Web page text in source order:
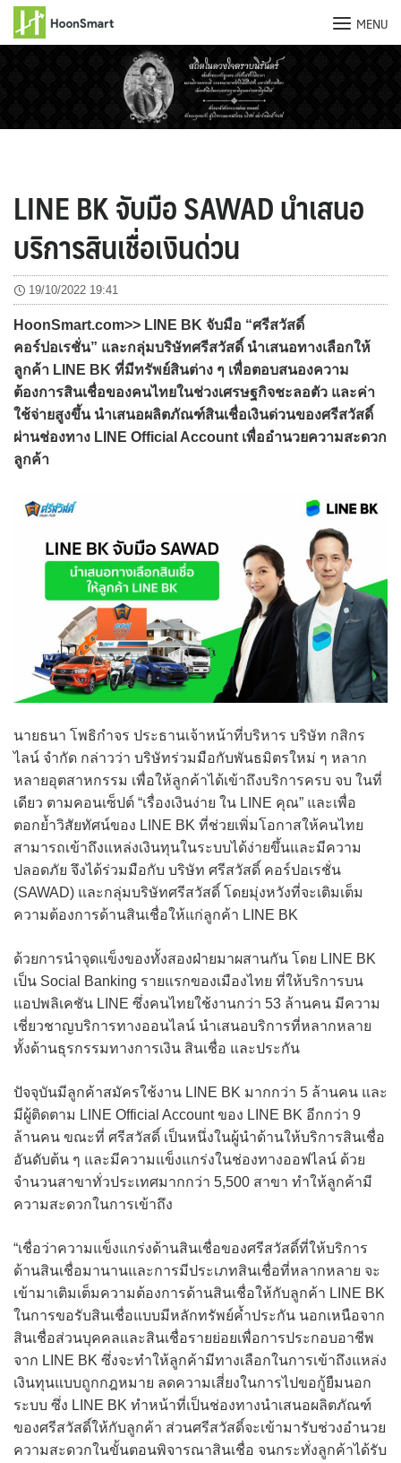
MENU
LINE BK จับมือ SAWAD นำเสนอ
บริการสินเชื่อเงินด่วน
19/10/2022 19:41
HoonSmart.com>> LINE BK จับมือ “ศรีสวัสดิ์
คอร์ปอเรชั่น” และกลุ่มบริษัทศรีสวัสดิ์ นำเสนอทางเลือกให้
ลูกค้า LINE BK ที่มีทรัพย์สินต่าง ๆ เพื่อตอบสนองความ
ต้องการสินเชื่อของคนไทยในช่วงเศรษฐกิจชะลอตัว และค่า
ใช้จ่ายสูงขึ้น นำเสนอผลิตภัณฑ์สินเชื่อเงินด่วนของศรีสวัสดิ์
ผ่านช่องทาง LINE Official Account เพื่ออำนวยความสะดวก
ลูกค้า
นายธนา โพธิกำจร ประธานเจ้าหน้าที่บริหาร บริษัท กสิกร
ไลน์ จำกัด กล่าวว่า บริษัทร่วมมือกับพันธมิตรใหม่ ๆ หลาก
หลายอุตสาหกรรม เพื่อให้ลูกค้าได้เข้าถึงบริการครบ จบ ในที่
เดียว ตามคอนเซ็ปต์ “เรื่องเงินง่าย ใน LINE คุณ” และเพื่อ
ตอกย้ำวิสัยทัศน์ของ LINE BK ที่ช่วยเพิ่มโอกาสให้คนไทย
สามารถเข้าถึงแหล่งเงินทุนในระบบได้ง่ายขึ้นและมีความ
ปลอดภัย จึงได้ร่วมมือกับ บริษัท ศรีสวัสดิ์ คอร์ปอเรชั่น
(SAWAD) และกลุ่มบริษัทศรีสวัสดิ์ โดยมุ่งหวังที่จะเติมเต็ม
ความต้องการด้านสินเชื่อให้แก่ลูกค้า LINE BK
ด้วยการนำจุดแข็งของทั้งสองฝ่ายมาผสานกัน โดย LINE BK
เป็น Social Banking รายแรกของเมืองไทย ที่ให้บริการบน
แอปพลิเคชัน LINE ซึ่งคนไทยใช้งานกว่า 53 ล้านคน มีความ
เชี่ยวชาญบริการทางออนไลน์ นำเสนอบริการที่หลากหลาย
ทั้งด้านธุรกรรมทางการเงิน สินเชื่อ และประกัน
ปัจจุบันมีลูกค้าสมัครใช้งาน LINE BK มากกว่า 5 ล้านคน และ
มีผู้ติดตาม LINE Official Account ของ LINE BK อีกกว่า 9
ล้านคน ขณะที่ ศรีสวัสดิ์ เป็นหนึ่งในผู้นำด้านให้บริการสินเชื่อ
อันดับต้น ๆ และมีความแข็งแกร่งในช่องทางออฟไลน์ ด้วย
จำนวนสาขาทั่วประเทศมากกว่า 5,500 สาขา ทำให้ลูกค้ามี
ความสะดวกในการเข้าถึง
“เชื่อว่าความแข็งแกร่งด้านสินเชื่อของศรีสวัสดิ์ที่ให้บริการ
ด้านสินเชื่อมานานและการมีประเภทสินเชื่อที่หลากหลาย จะ
เข้ามาเติมเต็มความต้องการด้านสินเชื่อให้กับลูกค้า LINE BK
ในการขอรับสินเชื่อแบบมีหลักทรัพย์ค้ำประกัน นอกเหนือจาก
สินเชื่อส่วนบุคคลและสินเชื่อรายย่อยเพื่อการประกอบอาชีพ
จาก LINE BK ซึ่งจะทำให้ลูกค้ามีทางเลือกในการเข้าถึงแหล่ง
เงินทุนแบบถูกกฎหมาย ลดความเสี่ยงในการไปขอกู้ยืมนอก
ระบบ ซึ่ง LINE BK ทำหน้าที่เป็นช่องทางนำเสนอผลิตภัณฑ์
ของศรีสวัสดิ์ให้กับลูกค้า ส่วนศรีสวัสดิ์จะเข้ามารับช่วงอำนวย
ความสะดวกในขั้นตอนพิจารณาสินเชื่อ จนกระทั่งลูกค้าได้รับ